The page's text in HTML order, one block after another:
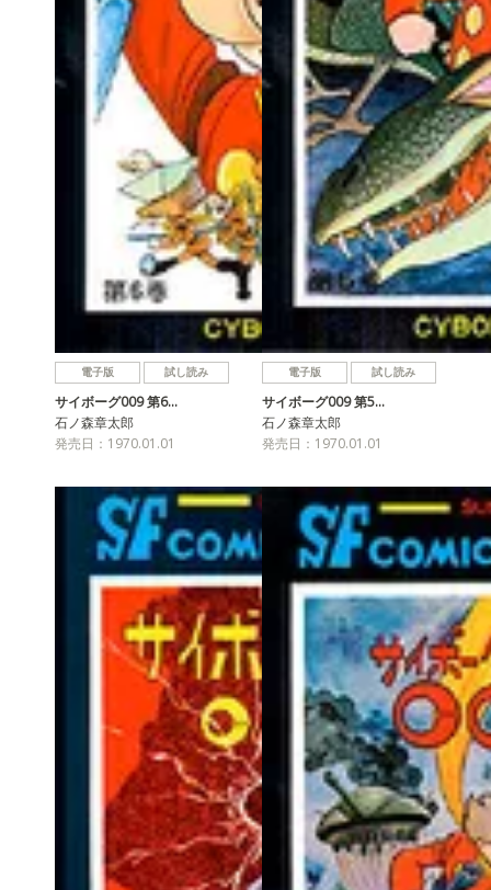
電子版 試し読み
サイボーグ009 第6…
石ノ森章太郎
発売日：1970.01.01
電子版 試し読み
サイボーグ009 第5…
石ノ森章太郎
発売日：1970.01.01